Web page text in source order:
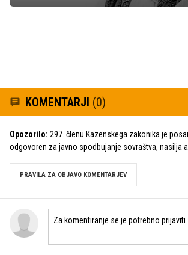
KOMENTARJI (0)
Opozorilo: 297. členu Kazenskega zakonika je
odgovoren za javno spodbujanje sovraštva, nasilja
PRAVILA ZA OBJAVO KOMENTARJEV